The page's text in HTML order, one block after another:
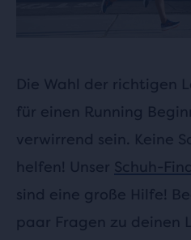
Die Wahl der richtigen
für einen Running
verwirrend sein. Keine
helfen! Unser Schuh-
sind eine große Hilfe!
paar Fragen zu deinen